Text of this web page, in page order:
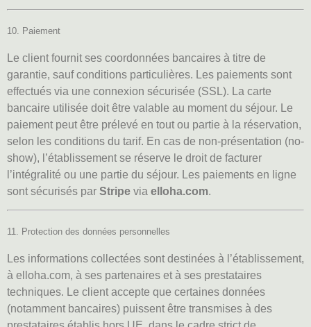
10. Paiement
Le client fournit ses coordonnées bancaires à titre de
garantie, sauf conditions particulières. Les paiements sont
effectués via une connexion sécurisée (SSL). La carte
bancaire utilisée doit être valable au moment du séjour. Le
paiement peut être prélevé en tout ou partie à la réservation,
selon les conditions du tarif. En cas de non-présentation (no-
show), l’établissement se réserve le droit de facturer
l’intégralité ou une partie du séjour. Les paiements en ligne
sont sécurisés par Stripe via elloha.com.
11. Protection des données personnelles
Les informations collectées sont destinées à l’établissement,
à elloha.com, à ses partenaires et à ses prestataires
techniques. Le client accepte que certaines données
(notamment bancaires) puissent être transmises à des